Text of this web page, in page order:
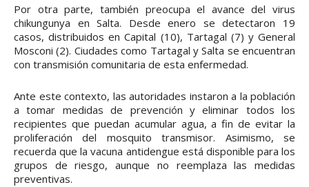
Por otra parte, también preocupa el avance del virus
chikungunya en Salta. Desde enero se detectaron 19
casos, distribuidos en Capital (10), Tartagal (7) y General
Mosconi (2). Ciudades como Tartagal y Salta se encuentran
con transmisión comunitaria de esta enfermedad.
Ante este contexto, las autoridades instaron a la población
a tomar medidas de prevención y eliminar todos los
recipientes que puedan acumular agua, a fin de evitar la
proliferación del mosquito transmisor. Asimismo, se
recuerda que la vacuna antidengue está disponible para los
grupos de riesgo, aunque no reemplaza las medidas
preventivas.